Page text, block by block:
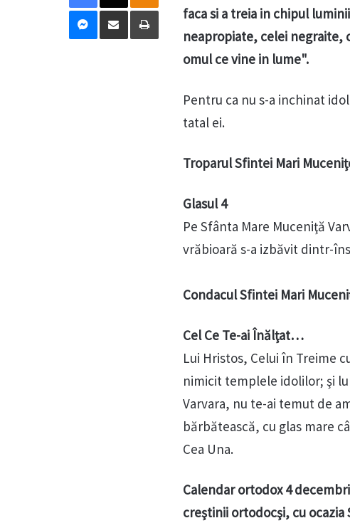
faca si a treia in chipul
neapropiate, celei negraite,
omul ce vine in lume".
Pentru ca nu s-a inchinat
tatal ei.
Troparul Sfintei Mari
Glasul 4
Pe Sfânta Mare Muceniţă
vrăbioară s-a izbăvit dintr-
Condacul Sfintei Mari
Cel Ce Te-ai Înălţat…
Lui Hristos, Celui în Treime
nimicit templele idolilor; şi
Varvara, nu te-ai temut de
bărbătească, cu glas mare
Cea Una.
Calendar ortodox 4
creştinii ortodocşi, cu ocazia
Messenger
Distribuie prin mail Tipărește